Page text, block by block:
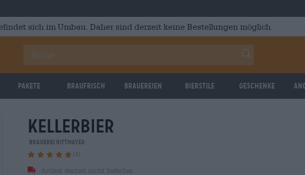
sich im Umbau. Daher sind derzeit keine Bestellungen möglich.
Pakete Braufrisch Brauereien Bierstile Geschenke
kellerbier
Brauerei Rittmayer
(1)
Artikel derzeit nicht lieferbar